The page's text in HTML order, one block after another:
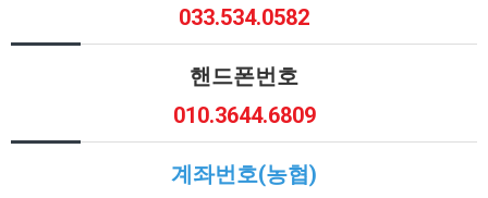
033.534.0582
핸드폰번호
010.3644.6809
계좌번호(농협)